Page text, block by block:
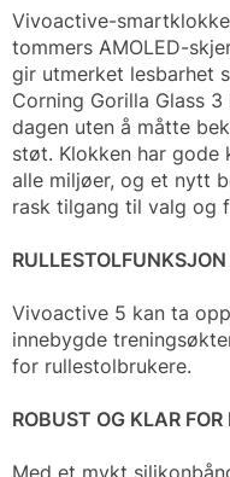
Vivoactive-
tommers AMOLED-
gir utmerket lesbarhet
Corning Gorilla Glass
dagen uten å måtte
støt. Klokken har gode
alle miljøer, og et nytt
rask tilgang til valg og
RULLESTOLFUNKSJON
Vivoactive 5 kan ta
innebygde
for rullestolbrukere.
ROBUST OG KLAR
Med et mykt